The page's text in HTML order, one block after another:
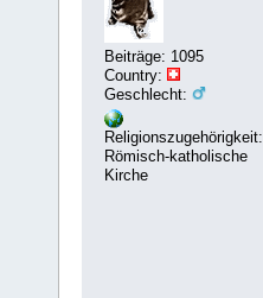
Beiträge: 1095
Country:
Geschlecht:
Religionszugehörigkeit:
Römisch-katholische
Kirche